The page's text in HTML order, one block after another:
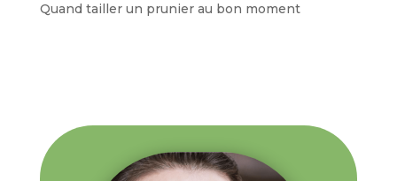
Quand tailler un prunier au bon moment